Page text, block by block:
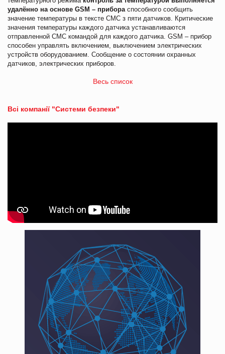
удалённо на основе GSM – прибора способного сообщить
значение температуры в тексте СМС з пяти датчиков. Критические
значения температуры каждого датчика устанавливаются
отправленной СМС командой для каждого датчика. GSM – прибор
способен управлять включением, выключением электрических
устройств оборудованием. Сообщение о состоянии охранных
датчиков, электрических приборов.
Весь список
Всі компанії "Системи безпеки"